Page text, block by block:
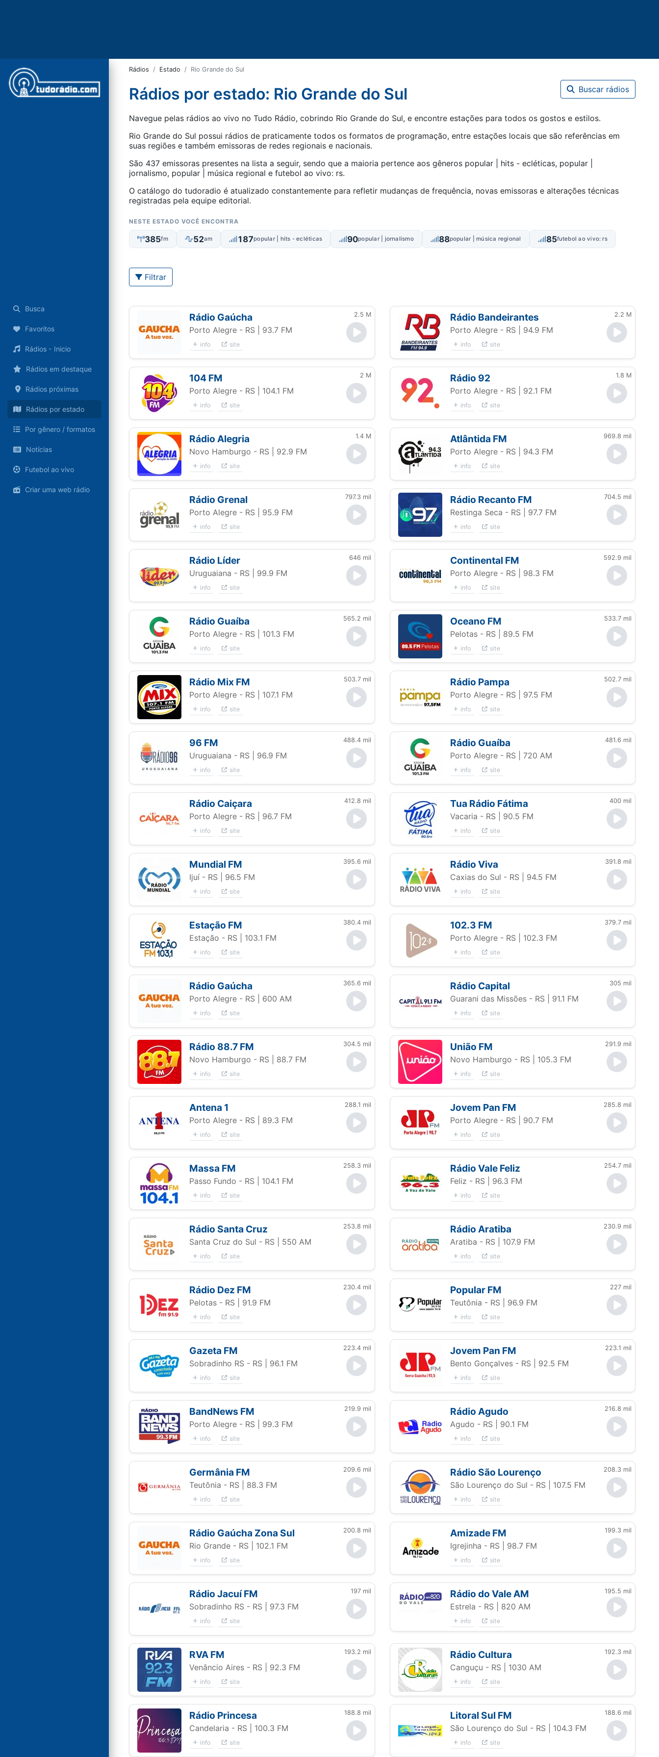
Busca
Favoritos
Rádios - Inicio
Rádios em destaque
Rádios próximas
Rádios por estado
Por gênero / formatos
Notícias
Futebol ao vivo
Criar uma web rádio
Rádios Estado Rio Grande do Sul
Rádios por estado: Rio Grande do Sul Buscar rádios
Navegue pelas rádios ao vivo no Tudo Rádio, cobrindo Rio Grande do Sul, e encontre estações para todos os gostos e estilos.
Rio Grande do Sul possui rádios de praticamente todos os formatos de programação, entre estações locais que são referências em
suas regiões e também emissoras de redes regionais e nacionais.
São 437 emissoras presentes na lista a seguir, sendo que a maioria pertence aos gêneros popular | hits - ecléticas, popular |
jornalismo, popular | música regional efutebol ao vivo: rs.
O catálogo do tudoradio é atualizado constantemente para refletir mudanças de frequência, novas emissoras e alterações técnicas
registradas pela equipe editorial.
NESTE ESTADO VOCÊ ENCONTRA
385fm 52am 187popular | hits - ecléticas 90popular | jornalismo 88popular | música regional 85futebol ao vivo: rs
Filtrar
Rádio Gaúcha 2.5 M
Porto Alegre - RS | 93.7 FM
info site
Rádio Bandeirantes 2.2 M
Porto Alegre - RS | 94.9 FM
info site
104 FM 2 M
Porto Alegre - RS | 104.1 FM
info site
Rádio 92 1.8 M
Porto Alegre - RS | 92.1 FM
info site
Rádio Alegria 1.4 M
Novo Hamburgo - RS | 92.9 FM
info site
Atlântida FM 969.8 mil
Porto Alegre - RS | 94.3 FM
info site
Rádio Grenal 797.3 mil
Porto Alegre - RS | 95.9 FM
info site
Rádio Recanto FM 704.5 mil
Restinga Seca - RS | 97.7 FM
info site
Rádio Líder 646 mil
Uruguaiana - RS | 99.9 FM
info site
Continental FM 592.9 mil
Porto Alegre - RS | 98.3 FM
info site
Rádio Guaíba 565.2 mil
Porto Alegre - RS | 101.3 FM
info site
Oceano FM 533.7 mil
Pelotas - RS | 89.5 FM
info site
Rádio Mix FM 503.7 mil
Porto Alegre - RS | 107.1 FM
info site
Rádio Pampa 502.7 mil
Porto Alegre - RS | 97.5 FM
info site
96 FM 488.4 mil
Uruguaiana - RS | 96.9 FM
info site
Rádio Guaíba 481.6 mil
Porto Alegre - RS | 720 AM
info site
Rádio Caiçara 412.8 mil
Porto Alegre - RS | 96.7 FM
info site
Tua Rádio Fátima 400 mil
Vacaria - RS | 90.5 FM
info site
Mundial FM 395.6 mil
Ijuí - RS | 96.5 FM
info site
Rádio Viva 391.8 mil
Caxias do Sul - RS | 94.5 FM
info site
Estação FM 380.4 mil
Estação - RS | 103.1 FM
info site
102.3 FM 379.7 mil
Porto Alegre - RS | 102.3 FM
info site
Rádio Gaúcha 365.6 mil
Porto Alegre - RS | 600 AM
info site
Rádio Capital 305 mil
Guarani das Missões - RS | 91.1 FM
info site
Rádio 88.7 FM 304.5 mil
Novo Hamburgo - RS | 88.7 FM
info site
União FM 291.9 mil
Novo Hamburgo - RS | 105.3 FM
info site
Antena 1 288.1 mil
Porto Alegre - RS | 89.3 FM
info site
Jovem Pan FM 285.8 mil
Porto Alegre - RS | 90.7 FM
info site
Massa FM 258.3 mil
Passo Fundo - RS | 104.1 FM
info site
Rádio Vale Feliz 254.7 mil
Feliz - RS | 96.3 FM
info site
Rádio Santa Cruz 253.8 mil
Santa Cruz do Sul - RS | 550 AM
info site
Rádio Aratiba 230.9 mil
Aratiba - RS | 107.9 FM
info site
Rádio Dez FM 230.4 mil
Pelotas - RS | 91.9 FM
info site
Popular FM 227 mil
Teutônia - RS | 96.9 FM
info site
Gazeta FM 223.4 mil
Sobradinho RS - RS | 96.1 FM
info site
Jovem Pan FM 223.1 mil
Bento Gonçalves - RS | 92.5 FM
info site
BandNews FM 219.9 mil
Porto Alegre - RS | 99.3 FM
info site
Rádio Agudo 216.8 mil
Agudo - RS | 90.1 FM
info site
Germânia FM 209.6 mil
Teutônia - RS | 88.3 FM
info site
Rádio São Lourenço 208.3 mil
São Lourenço do Sul - RS | 107.5 FM
info site
Rádio Gaúcha Zona Sul 200.8 mil
Rio Grande - RS | 102.1 FM
info site
Amizade FM 199.3 mil
Igrejinha - RS | 98.7 FM
info site
Rádio Jacuí FM 197 mil
Sobradinho RS - RS | 97.3 FM
info site
Rádio do Vale AM 195.5 mil
Estrela - RS | 820 AM
info site
RVA FM 193.2 mil
Venâncio Aires - RS | 92.3 FM
info site
Rádio Cultura 192.3 mil
Canguçu - RS | 1030 AM
info site
Rádio Princesa 188.8 mil
Candelaria - RS | 100.3 FM
info site
Litoral Sul FM 188.6 mil
São Lourenço do Sul - RS | 104.3 FM
info site